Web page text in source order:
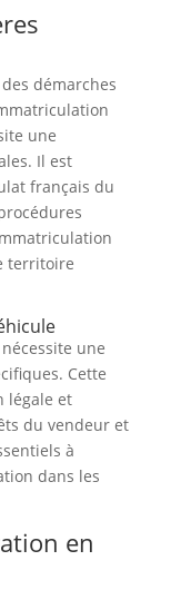
démarches
une
Il est
français du
territoire
une
Cette
légale et
du vendeur et
à
dans les
en